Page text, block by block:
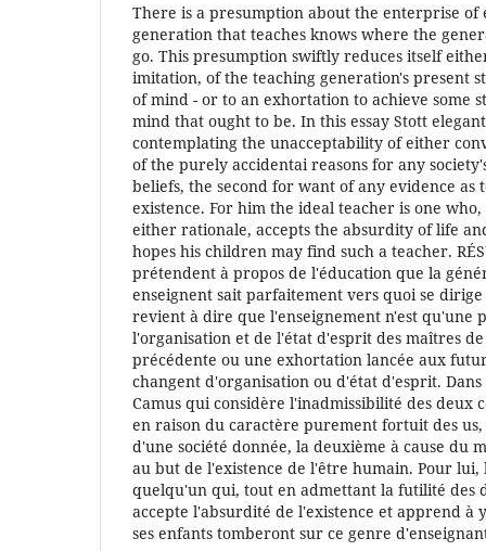
There is a presumption about the enterprise of
generation that teaches knows where the
go. This presumption swiftly reduces itself
imitation, of the teaching generation's present
of mind - or to an exhortation to achieve some
mind that ought to be. In this essay Stott
contemplating the unacceptability of either
of the purely accidentai reasons for any
beliefs, the second for want of any evidence as
existence. For him the ideal teacher is one
either rationale, accepts the absurdity of life
hopes his children may find such a teacher.
prétendent à propos de l'éducation que la
enseignent sait parfaitement vers quoi se dirige
revient à dire que l'enseignement n'est qu'une
l'organisation et de l'état d'esprit des maîtres
précédente ou une exhortation lancée aux
changent d'organisation ou d'état d'esprit. Dans
Camus qui considère l'inadmissibilité des deux
en raison du caractère purement fortuit des us,
d'une société donnée, la deuxième à cause du
au but de l'existence de l'être humain. Pour lui,
quelqu'un qui, tout en admettant la futilité des
accepte l'absurdité de l'existence et apprend à
ses enfants tomberont sur ce genre